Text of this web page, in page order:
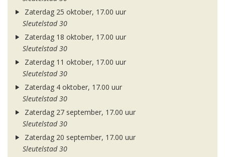
Zaterdag 25 oktober, 17.00 uur
Sleutelstad 30
Zaterdag 18 oktober, 17.00 uur
Sleutelstad 30
Zaterdag 11 oktober, 17.00 uur
Sleutelstad 30
Zaterdag 4 oktober, 17.00 uur
Sleutelstad 30
Zaterdag 27 september, 17.00 uur
Sleutelstad 30
Zaterdag 20 september, 17.00 uur
Sleutelstad 30